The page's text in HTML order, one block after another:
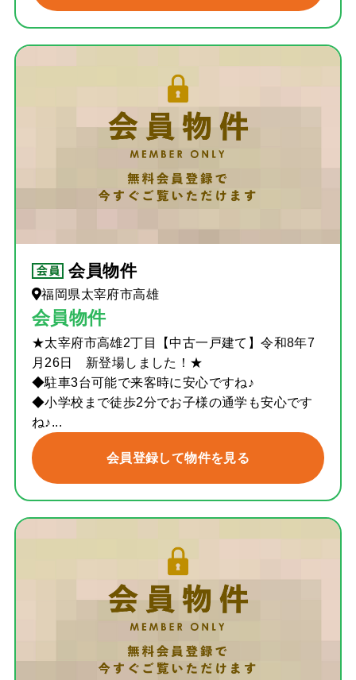
会員物件
福岡県太宰府市高雄
会員物件
★太宰府市高雄2丁目【中古一戸建て】令和8年7
月26日 新登場しました！★
◆駐車3台可能で来客時に安心ですね♪
◆小学校まで徒歩2分でお子様の通学も安心です
ね♪...
会員登録して物件を見る